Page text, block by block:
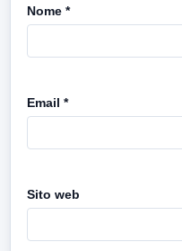
Nome *
Email *
Sito web